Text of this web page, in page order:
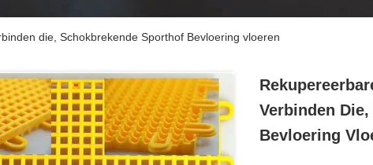
die, Schokbrekende Sporthof Bevloering vloeren
Verbinden
Bevloering